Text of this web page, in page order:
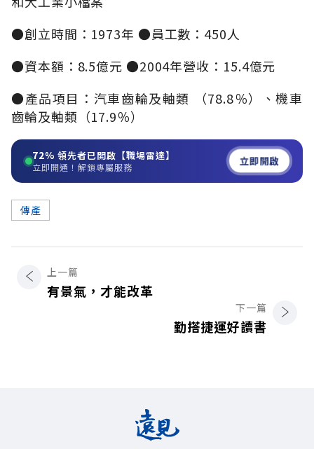
●創立時間：1973年 ●員工數：450人
●資本額：8.5億元 ●2004年營收：15.4億元
●產品項目：汽車齒輪及軸類 （78.8％）、機車
齒輪及軸類（17.9％）
72% 領先者已開啟【職場雷達】
立即開通！解鎖專屬服務 立即開啟
傳產
上一篇
有景氣，才能改革
下一篇
勤搭捷運好讀書